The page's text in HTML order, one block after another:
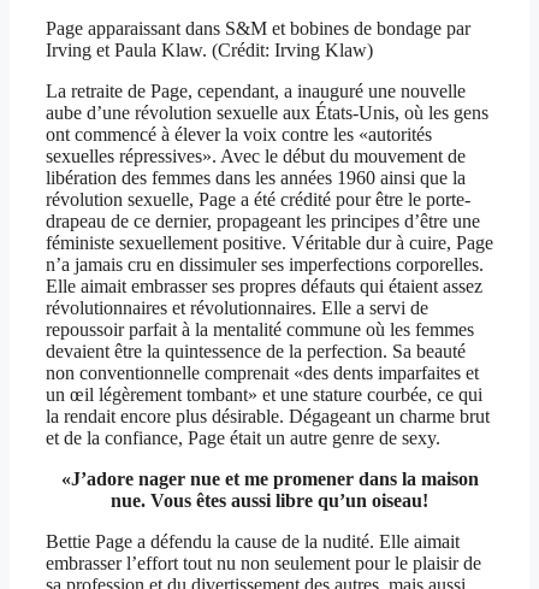
Page apparaissant dans S&M et bobines de bondage par
Irving et Paula Klaw. (Crédit: Irving Klaw)
La retraite de Page, cependant, a inauguré une nouvelle
aube d’une révolution sexuelle aux États-Unis, où les gens
ont commencé à élever la voix contre les «autorités
sexuelles répressives». Avec le début du mouvement de
libération des femmes dans les années 1960 ainsi que la
révolution sexuelle, Page a été crédité pour être le porte-
drapeau de ce dernier, propageant les principes d’être une
féministe sexuellement positive. Véritable dur à cuire, Page
n’a jamais cru en dissimuler ses imperfections corporelles.
Elle aimait embrasser ses propres défauts qui étaient assez
révolutionnaires et révolutionnaires. Elle a servi de
repoussoir parfait à la mentalité commune où les femmes
devaient être la quintessence de la perfection. Sa beauté
non conventionnelle comprenait «des dents imparfaites et
un œil légèrement tombant» et une stature courbée, ce qui
la rendait encore plus désirable. Dégageant un charme brut
et de la confiance, Page était un autre genre de sexy.
«J’adore nager nue et me promener dans la maison
nue. Vous êtes aussi libre qu’un oiseau!
Bettie Page a défendu la cause de la nudité. Elle aimait
embrasser l’effort tout nu non seulement pour le plaisir de